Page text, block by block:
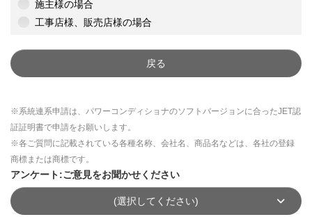
施主様の場合
工事店様、販売店様の場合
戻る
※系統連系申請は、パワーコンディショナのソフトバージョンに合ったJET認
証証明書で申請をお願いします。
※各ご質問に記載されている各種名称、会社名、商品名などは、各社の登録
商標または商標です。
アンケート:ご意見をお聞かせください
(選択してください)